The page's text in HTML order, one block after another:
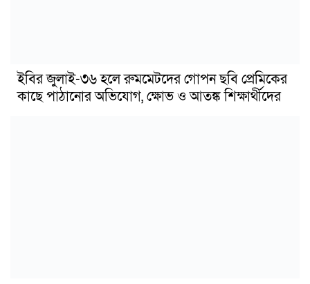
ইবির জুলাই-৩৬ হলে রুমমেটদের গোপন ছবি প্রেমিকের
কাছে পাঠানোর অভিযোগ, ক্ষোভ ও আতঙ্ক শিক্ষার্থীদের